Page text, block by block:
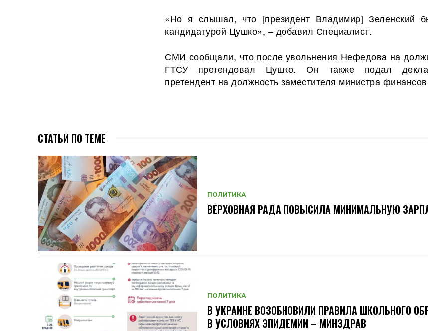
«Но я слышал, что [президент Владимир] Зеленский
кандидатурой Цушко», – добавил Специалист.
СМИ сообщали, что после увольнения Нефедова на
ГТСУ претендовал Цушко. Он также подал
претендент на должность заместителя министра
СТАТЬИ ПО ТЕМЕ
ПОЛИТИКА
ВЕРХОВНАЯ РАДА ПОВЫСИЛА МИНИМАЛЬНУЮ
ПОЛИТИКА
В УКРАИНЕ ВОЗОБНОВИЛИ ПРАВИЛА ШКОЛЬНОГО
В УСЛОВИЯХ ЭПИДЕМИИ – МИНЗДРАВ